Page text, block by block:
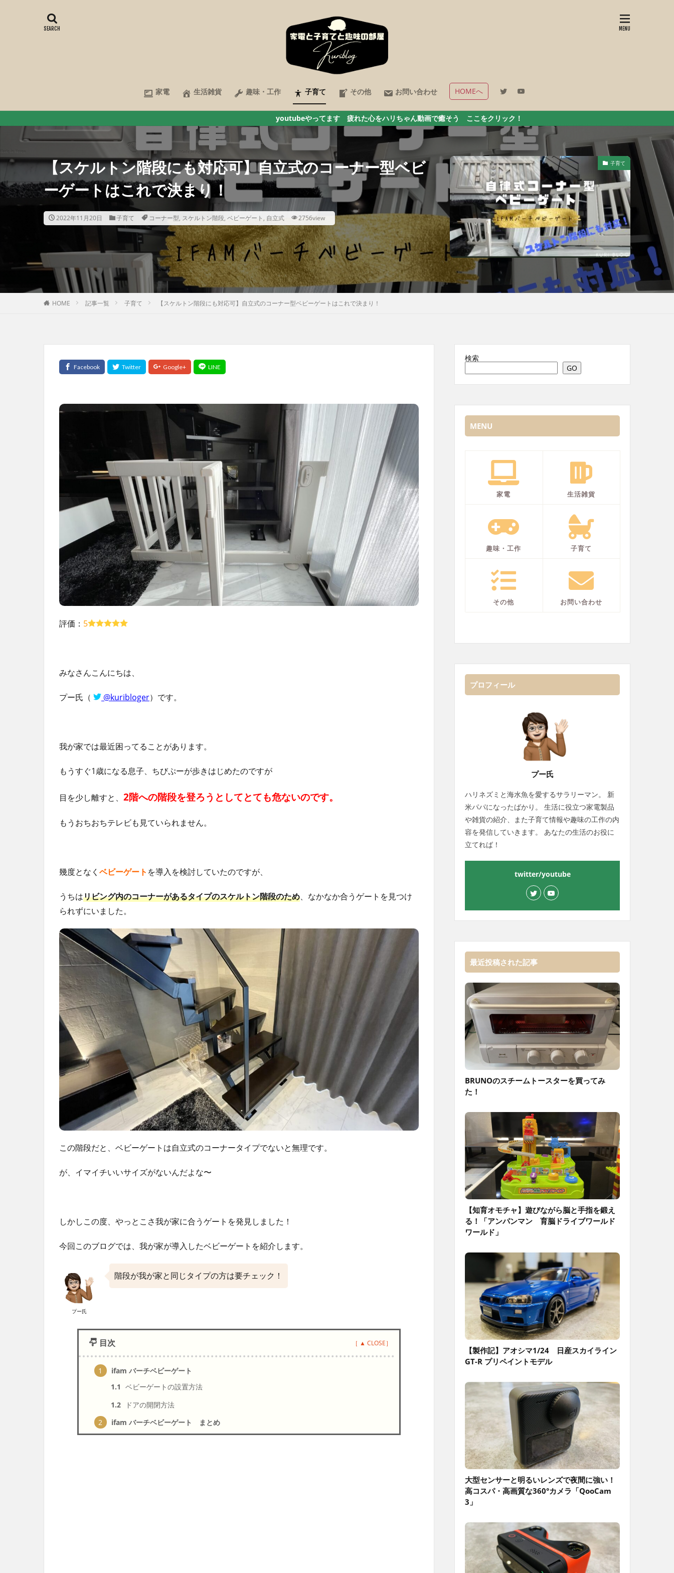
家電 生活雑貨 趣味・工作 子育て その他 お問い合わせ HOMEへ
youtubeやってます 疲れた心をハリちゃん動画で癒そう ここをクリック！
【スケルトン階段にも対応可】自立式のコーナー型ベビ
ーゲートはこれで決まり！
2022年11月20日 子育て コーナー型, スケルトン階段, ベビーゲート, 自立式 2756view
子育て
HOME 記事一覧 子育て 【スケルトン階段にも対応可】自立式のコーナー型ベビーゲートはこれで決まり！
評価： 5
みなさんこんにちは、
プー氏（ @kuribloger）です。
我が家では最近困ってることがあります。
もうすぐ1歳になる息子、ちびぷーが歩きはじめたのですが
目を少し離すと、 2階への階段を登ろうとしてとても危ないのです。
もうおちおちテレビも見ていられません。
幾度となく ベビーゲート を導入を検討していたのですが、
うちはリビング内のコーナーがあるタイプのスケルトン階段のため、なかなか合うゲートを見つけ
られずにいました。
この階段だと、ベビーゲートは自立式のコーナータイプでないと無理です。
が、イマイチいいサイズがないんだよな〜
しかしこの度、やっとこさ我が家に合うゲートを発見しました！
今回このブログでは、我が家が導入したベビーゲートを紹介します。
プー氏
階段が我が家と同じタイプの方は要チェック！
目次
1
ifam バーチベビーゲート
1.1 ベビーゲートの設置方法
1.2
ドアの開閉方法
2
ifam バーチベビーゲート まとめ
検索
GO
MENU
家電 生活雑貨
趣味・工作 子育て
その他 お問い合わせ
プロフィール
プー氏
ハリネズミと海水魚を愛するサラリーマン。 新
米パパになったばかり。 生活に役立つ家電製品
や雑貨の紹介、また子育て情報や趣味の工作の内
容を発信していきます。 あなたの生活のお役に
立てれば！
twitter/youtube
最近投稿された記事
BRUNOのスチームトースターを買ってみ
た！
【知育オモチャ】遊びながら脳と手指を鍛え
る！「アンパンマン 育脳ドライブワールド
ワールド」
【製作記】アオシマ1/24 日産スカイライン
GT-R プリペイントモデル
大型センサーと明るいレンズで夜間に強い！
高コスパ・高画質な360°カメラ「QooCam
3」